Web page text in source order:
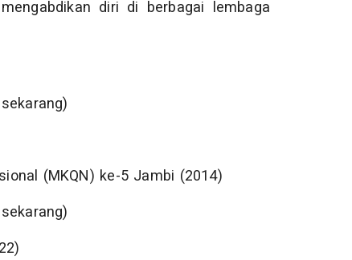
diri di berbagai lembaga
(MKQN) ke-5 Jambi (2014)